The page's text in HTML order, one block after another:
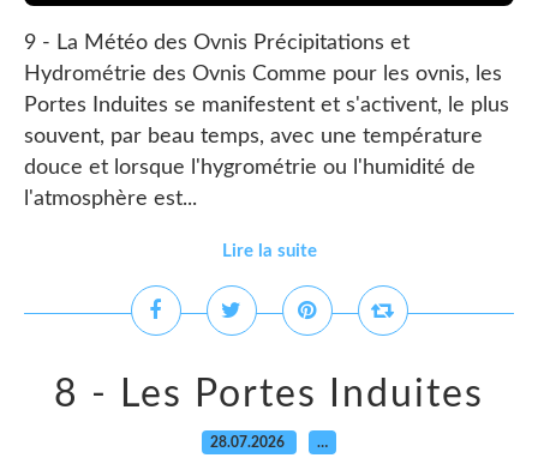
9 - La Météo des Ovnis Précipitations et
Hydrométrie des Ovnis Comme pour les ovnis, les
Portes Induites se manifestent et s'activent, le plus
souvent, par beau temps, avec une température
douce et lorsque l'hygrométrie ou l'humidité de
l'atmosphère est...
Lire la suite
8 - Les Portes Induites
28.07.2026 …